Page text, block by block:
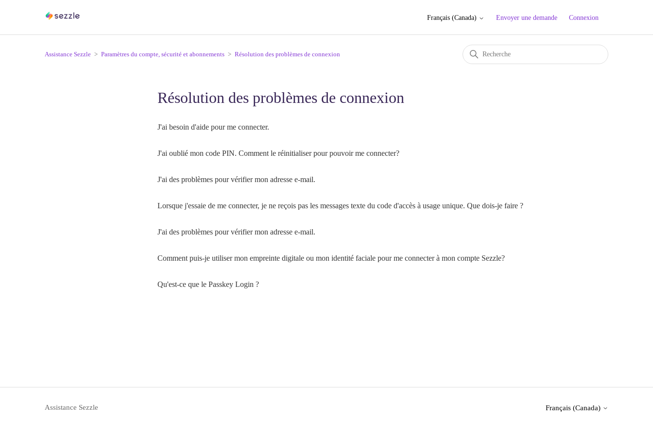
Français (Canada) Envoyer une demande Connexion
Assistance Sezzle Paramètres du compte, sécurité et abonnements Résolution des problèmes de connexion
Résolution des problèmes de connexion
J'ai besoin d'aide pour me connecter.
J'ai oublié mon code PIN. Comment le réinitialiser pour pouvoir me connecter?
J'ai des problèmes pour vérifier mon adresse e-mail.
Lorsque j'essaie de me connecter, je ne reçois pas les messages texte du code d'accès à usage unique. Que dois-je faire ?
J'ai des problèmes pour vérifier mon adresse e-mail.
Comment puis-je utiliser mon empreinte digitale ou mon identité faciale pour me connecter à mon compte Sezzle?
Qu'est-ce que le Passkey Login ?
Assistance Sezzle Français (Canada)